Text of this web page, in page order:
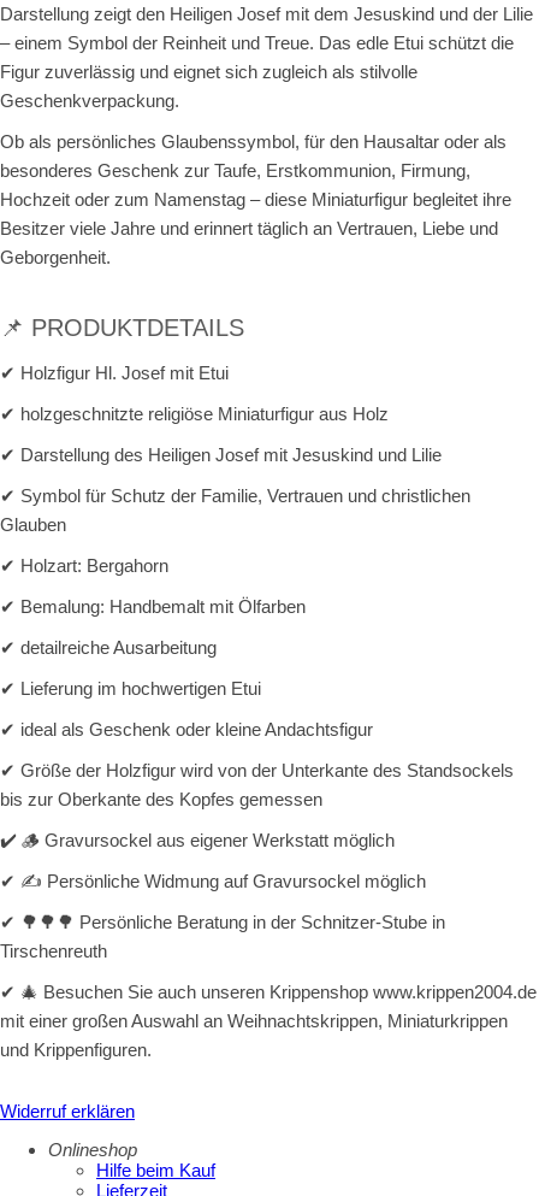
Darstellung zeigt den Heiligen Josef mit dem Jesuskind und der Lilie
– einem Symbol der Reinheit und Treue. Das edle Etui schützt die
Figur zuverlässig und eignet sich zugleich als stilvolle
Geschenkverpackung.
Ob als persönliches Glaubenssymbol, für den Hausaltar oder als
besonderes Geschenk zur Taufe, Erstkommunion, Firmung,
Hochzeit oder zum Namenstag – diese Miniaturfigur begleitet ihre
Besitzer viele Jahre und erinnert täglich an Vertrauen, Liebe und
Geborgenheit.
📌 PRODUKTDETAILS
✔ Holzfigur Hl. Josef mit Etui
✔ holzgeschnitzte religiöse Miniaturfigur aus Holz
✔ Darstellung des Heiligen Josef mit Jesuskind und Lilie
✔ Symbol für Schutz der Familie, Vertrauen und christlichen
Glauben
✔ Holzart: Bergahorn
✔ Bemalung: Handbemalt mit Ölfarben
✔ detailreiche Ausarbeitung
✔ Lieferung im hochwertigen Etui
✔ ideal als Geschenk oder kleine Andachtsfigur
✔ Größe der Holzfigur wird von der Unterkante des Standsockels
bis zur Oberkante des Kopfes gemessen
✔ 🪵 Gravursockel aus eigener Werkstatt möglich
✔ ✍️ Persönliche Widmung auf Gravursockel möglich
✔ 🌳🌳🌳 Persönliche Beratung in der Schnitzer-Stube in
Tirschenreuth
✔ 🎄 Besuchen Sie auch unseren Krippenshop www.krippen2004.de
mit einer großen Auswahl an Weihnachtskrippen, Miniaturkrippen
und Krippenfiguren.
Widerruf erklären
Onlineshop
Hilfe beim Kauf
Lieferzeit